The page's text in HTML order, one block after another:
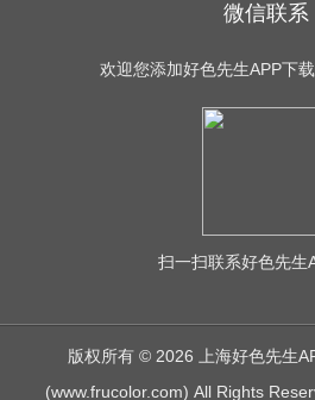
微信联系
欢迎您添加好色先生APP下载
扫一扫联系好色先生
版权所有 © 2026 上海好色先生
(www.frucolor.com) All Rights